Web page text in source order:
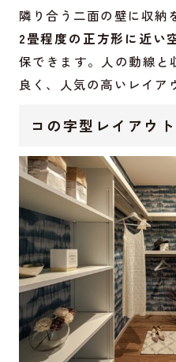
隣り合う二面の壁に収納
2畳程度の正方形に近い
保できます。人の動線と
良く、人気の高いレイア
コの字型レイアウ